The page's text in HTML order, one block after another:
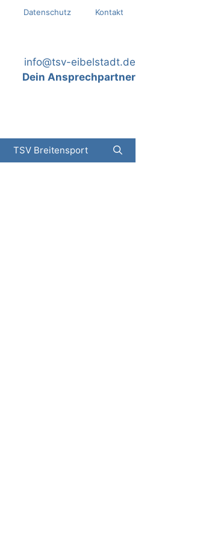
Datenschutz Kontakt
info@tsv-eibelstadt.de
Dein Ansprechpartner
TSV Breitensport